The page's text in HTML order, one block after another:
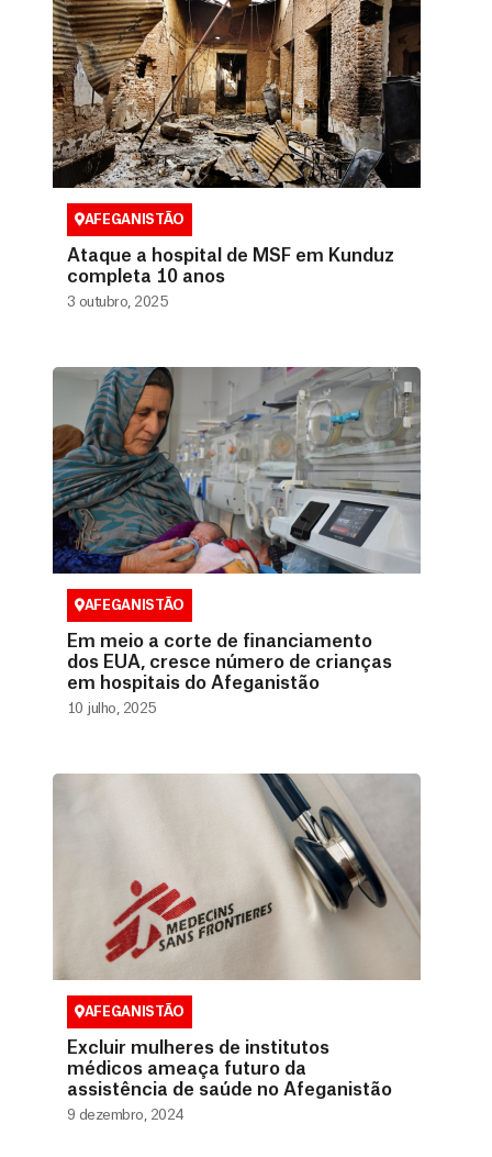
AFEGANISTÃO
Ataque a hospital de MSF em Kunduz
completa 10 anos
3 outubro, 2025
AFEGANISTÃO
Em meio a corte de financiamento
dos EUA, cresce número de crianças
em hospitais do Afeganistão
10 julho, 2025
AFEGANISTÃO
Excluir mulheres de institutos
médicos ameaça futuro da
assistência de saúde no Afeganistão
9 dezembro, 2024